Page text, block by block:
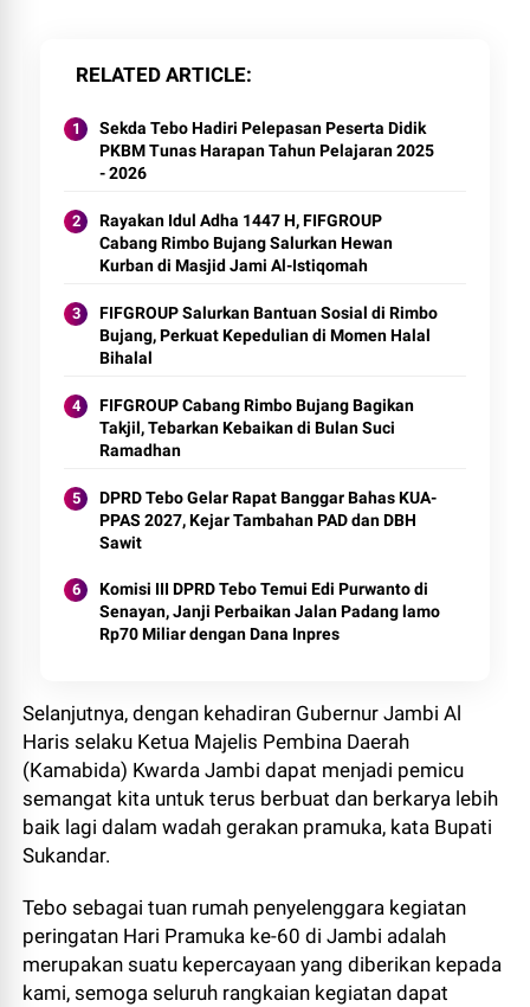
RELATED ARTICLE
Sekda Tebo Hadiri Pelepasan Peserta Didik
PKBM Tunas Harapan Tahun Pelajaran 2025
- 2026
Rayakan Idul Adha 1447 H, FIFGROUP
Cabang Rimbo Bujang Salurkan Hewan
Kurban di Masjid Jami Al-Istiqomah
FIFGROUP Salurkan Bantuan Sosial di Rimbo
Bujang, Perkuat Kepedulian di Momen Halal
Bihalal
FIFGROUP Cabang Rimbo Bujang Bagikan
Takjil, Tebarkan Kebaikan di Bulan Suci
Ramadhan
DPRD Tebo Gelar Rapat Banggar Bahas KUA-
PPAS 2027, Kejar Tambahan PAD dan DBH
Sawit
Komisi III DPRD Tebo Temui Edi Purwanto di
Senayan, Janji Perbaikan Jalan Padang lamo
Rp70 Miliar dengan Dana Inpres
Selanjutnya, dengan kehadiran Gubernur Jambi Al
Haris selaku Ketua Majelis Pembina Daerah
(Kamabida) Kwarda Jambi dapat menjadi pemicu
semangat kita untuk terus berbuat dan berkarya lebih
baik lagi dalam wadah gerakan pramuka, kata Bupati
Sukandar.
Tebo sebagai tuan rumah penyelenggara kegiatan
peringatan Hari Pramuka ke-60 di Jambi adalah
merupakan suatu kepercayaan yang diberikan kepada
kami, semoga seluruh rangkaian kegiatan dapat